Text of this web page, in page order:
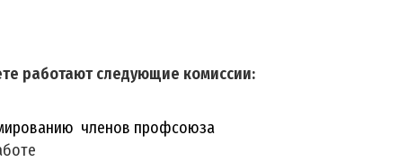
работают следующие комиссии:
членов профсоюза